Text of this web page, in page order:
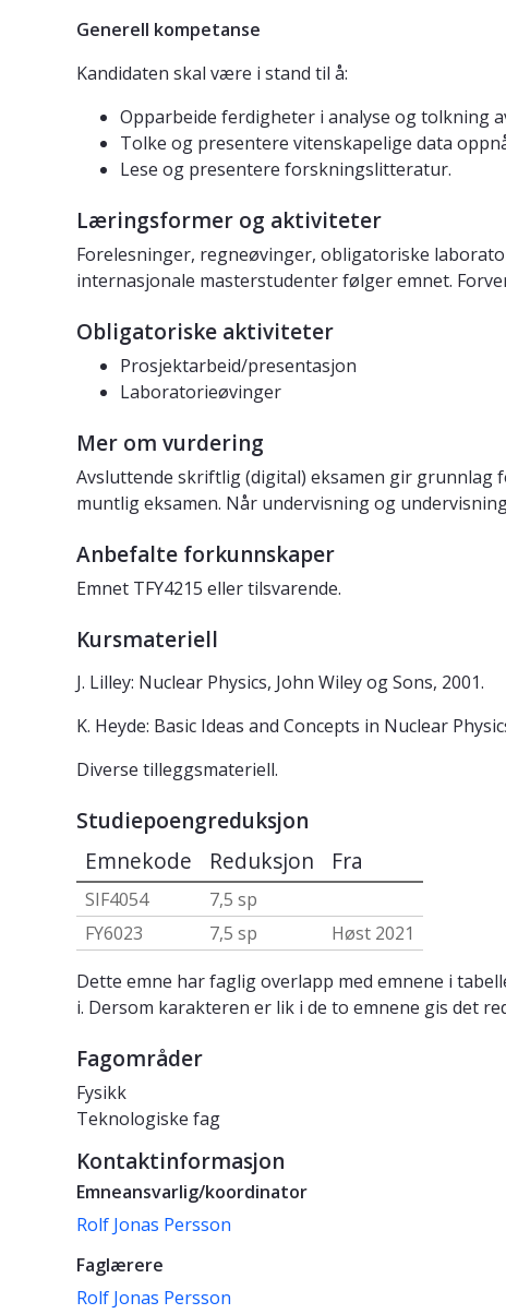
Generell kompetanse
Kandidaten skal være i stand til å:
Opparbeide ferdigheter i analyse og tolkning
Tolke og presentere vitenskapelige data
Lese og presentere forskningslitteratur.
Læringsformer og aktiviteter
Forelesninger, regneøvinger, obligatoriske
internasjonale masterstudenter følger emnet.
Obligatoriske aktiviteter
Prosjektarbeid/presentasjon
Laboratorieøvinger
Mer om vurdering
Avsluttende skriftlig (digital) eksamen gir grunnlag
muntlig eksamen. Når undervisning og
Anbefalte forkunnskaper
Emnet TFY4215 eller tilsvarende.
Kursmateriell
J. Lilley: Nuclear Physics, John Wiley og Sons, 2001.
K. Heyde: Basic Ideas and Concepts in Nuclear
Diverse tilleggsmateriell.
Studiepoengreduksjon
Emnekode Reduksjon Fra
SIF4054
7,5 sp
FY6023
7,5 sp
Høst 2021
Dette emne har faglig overlapp med emnene i
i. Dersom karakteren er lik i de to emnene gis det
Fagområder
Fysikk
Teknologiske fag
Kontaktinformasjon
Emneansvarlig/koordinator
Rolf Jonas Persson
Faglærere
Rolf Jonas Persson